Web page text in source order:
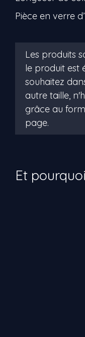
Pièce en verre